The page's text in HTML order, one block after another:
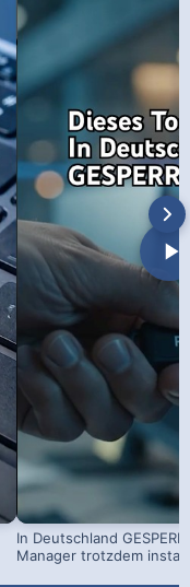
In Deutschland
Manager trotzdem